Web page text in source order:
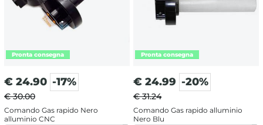
€ 24.90 -17%
€ 30.00
Comando Gas rapido Nero
alluminio CNC
€ 24.99 -20%
€ 31.24
Comando Gas rapido alluminio
Nero Blu